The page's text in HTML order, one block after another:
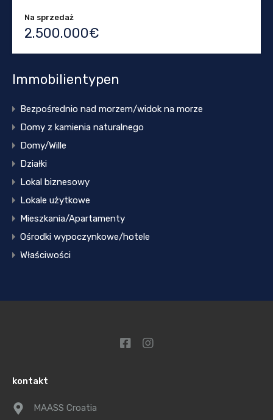
Na sprzedaż
2.500.000€
Immobilientypen
Bezpośrednio nad morzem/widok na morze
Domy z kamienia naturalnego
Domy/Wille
Działki
Lokal biznesowy
Lokale użytkowe
Mieszkania/Apartamenty
Ośrodki wypoczynkowe/hotele
Właściwości
kontakt
MAASS Croatia